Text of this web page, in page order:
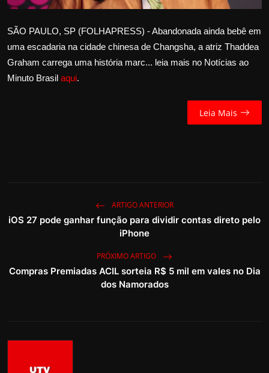
Política
Saúde
SÃO PAULO, SP (FOLHAPRESS) - Abandonada ainda bebê em
uma escadaria na cidade chinesa de Changsha, a atriz Thaddea
Graham carrega uma história marc... leia mais no Notícias ao
Minuto Brasil aqui.
Leia Mais
ARTIGO ANTERIOR
iOS 27 pode ganhar função para dividir contas direto pelo
iPhone
PRÓXIMO ARTIGO
Compras Premiadas ACIL sorteia R$ 5 mil em vales no Dia
dos Namorados